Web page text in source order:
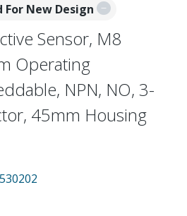
New Design
Sensor, M8
Operating
NPN, NO, 3-
45mm Housing